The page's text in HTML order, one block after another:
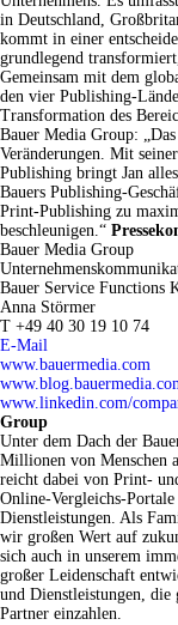
in Deutschland,
kommt in einer
grundlegend
Gemeinsam mit dem
den vier Publishing-
Transformation des
Bauer Media Group:
Veränderungen. Mit
Publishing bringt Jan
Bauers Publishing-
Print-Publishing zu
beschleunigen.“
Bauer Media Group
Bauer Service Functions
Anna Störmer
T +49 40 30 19 10 74
E-Mail
www.bauermedia.com
www.linkedin.com/
Group
Unter dem Dach der
Millionen von Menschen
reicht dabei von Print-
Online-Vergleichs-
Dienstleistungen. Als
wir großen Wert auf
sich auch in unserem
großer Leidenschaft
und Dienstleistungen, die
Partner einzahlen.